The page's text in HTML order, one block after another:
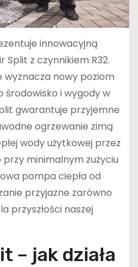
innowacyjną
Split z czynnikiem R32.
wyznacza nowy poziom
środowisko i wygody w
gwarantuje przyjemne
ogrzewanie zimą
wody użytkowej przez
minimalnym zużyciu
pompa ciepła od
przyjazne zarówno
przyszłości naszej
– jak działa